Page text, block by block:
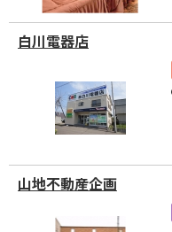
白川電器店
山地不動産企画